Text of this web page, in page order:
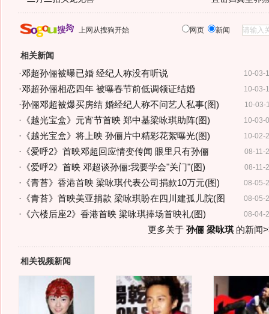
上网从搜狗开始 网页 新闻
相关新闻
10-03-
·邓超孙俪被曝已婚 经纪人称没有听说
10-03-
·邓超孙俪相恋四年 被曝春节前低调领证结婚
10-03-
·孙俪邓超被爆买房结 婚经纪人称不问艺人私事(图)
10-03-
· 《越光宝盒》元宵节首映 郑中基梁咏琪助阵(图)
10-02-
· 《越光宝盒》将上映 孙俪片中精彩花絮曝光(图)
08-11-
· 《爱呼2》首映邓超回应情变传闻 眼里只有孙俪
08-11-
· 《爱呼2》首映 邓超谈孙俪:我要学会"关门"(图)
08-05-
· 《青苔》香港首映 梁咏琪代表公司捐款10万元(图)
08-05-
· 《青苔》首映美亚捐款 梁咏琪盼在四川建孤儿院(图
08-04-
· 《六楼后座2》香港首映 梁咏琪捧场首映礼(图)
更多关于 孙俪 梁咏琪的新闻
相关视频新闻